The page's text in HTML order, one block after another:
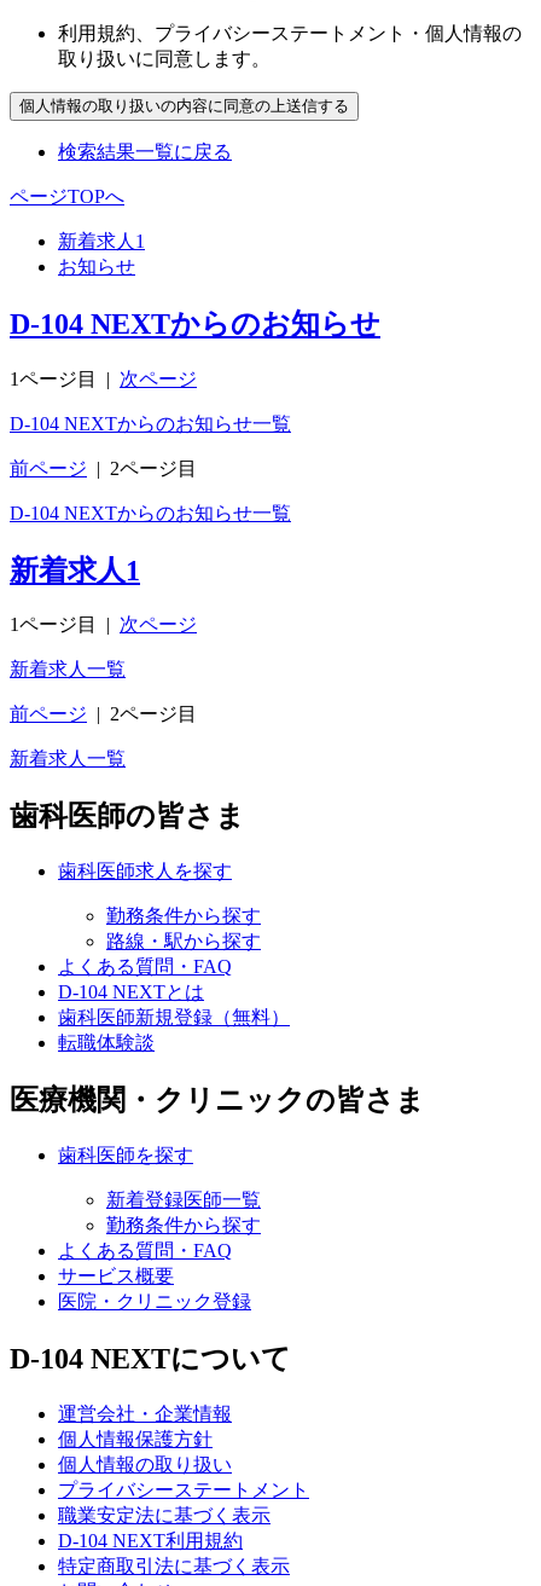
利用規約、プライバシーステートメント・個人情報の
取り扱いに同意します。
検索結果一覧に戻る
ページTOPへ
新着求人 1
お知らせ
D-104 NEXTからのお知らせ
1ページ目 | 次ページ
D-104 NEXTからのお知らせ一覧
前ページ | 2ページ目
D-104 NEXTからのお知らせ一覧
新着求人1
1ページ目 次ページ
新着求人一覧
前ページ 2ページ目
新着求人一覧
歯科医師の皆さま
歯科医師求人を探す
勤務条件から探す
路線・駅から探す
よくある質問・FAQ
D-104 NEXTとは
歯科医師新規登録（無料）
転職体験談
医療機関・クリニックの皆さま
歯科医師を探す
新着登録医師一覧
勤務条件から探す
よくある質問・FAQ
サービス概要
医院・クリニック登録
D-104 NEXTについて
運営会社・企業情報
個人情報保護方針
個人情報の取り扱い
プライバシーステートメント
職業安定法に基づく表示
D-104 NEXT利用規約
特定商取引法に基づく表示